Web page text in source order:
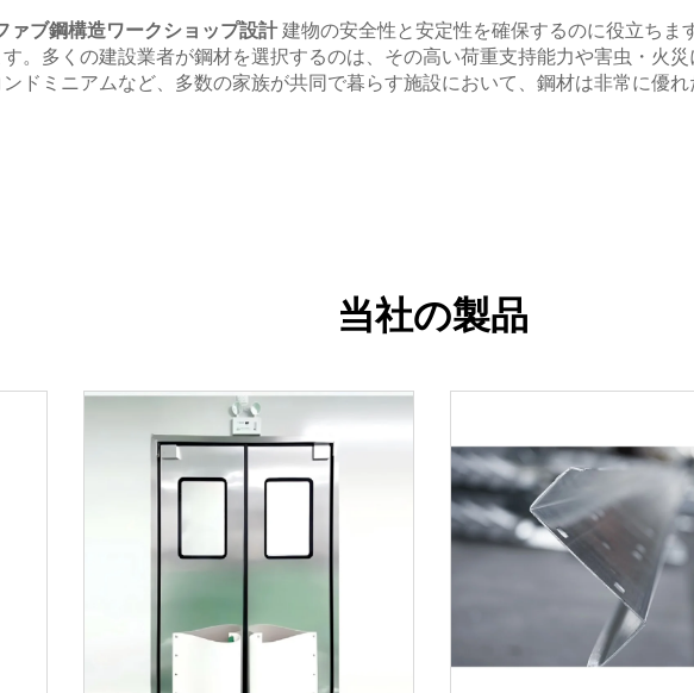
ァブ鋼構造ワークショップ設計建物の安全性と安定性を確保するのに役立ちま
。多くの建設業者が鋼材を選択するのは、その高い荷重支持能力や害虫・火
ンドミニアムなど、多数の家族が共同で暮らす施設において、鋼材は非常に優れ
当社の製品